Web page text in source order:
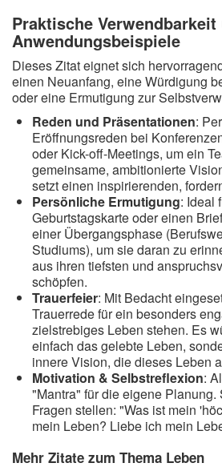
Praktische Verwendbarkeit
Anwendungsbeispiele
Dieses Zitat eignet sich
einen Neuanfang, eine Würdigung
oder eine Ermutigung zur
Reden und Präsentationen:
Eröffnungsreden bei
oder Kick-off-Meetings, um ein
gemeinsame, ambitionierte
setzt einen inspirierenden,
Persönliche Ermutigung: Ideal
Geburtstagskarte oder einen
einer Übergangsphase
Studiums), um sie daran zu
aus ihren tiefsten und
schöpfen.
Trauerfeier: Mit Bedacht
Trauerrede für ein besonders
zielstrebiges Leben stehen. Es
einfach das gelebte Leben,
innere Vision, die dieses Leben
Motivation & Selbstreflexion:
"Mantra" für die eigene
Fragen stellen: "Was ist mein
mein Leben? Liebe ich mein
Mehr Zitate zum Thema Leben